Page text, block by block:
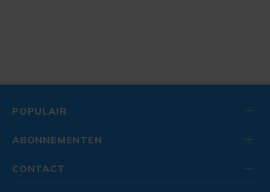
POPULAIR
ABONNEMENTEN
CONTACT